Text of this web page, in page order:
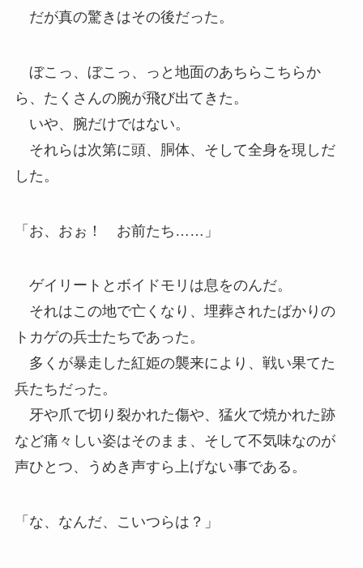
だが真の驚きはその後だった。
ぼこっ、ぼこっ、っと地面のあちらこちらか
ら、たくさんの腕が飛び出てきた。
いや、腕だけではない。
それらは次第に頭、胴体、そして全身を現しだ
した。
「お、おぉ！ お前たち……」
ゲイリートとボイドモリは息をのんだ。
それはこの地で亡くなり、埋葬されたばかりの
トカゲの兵士たちであった。
多くが暴走した紅姫の襲来により、戦い果てた
兵たちだった。
牙や爪で切り裂かれた傷や、猛火で焼かれた跡
など痛々しい姿はそのまま、そして不気味なのが
声ひとつ、うめき声すら上げない事である。
「な、なんだ、こいつらは？」